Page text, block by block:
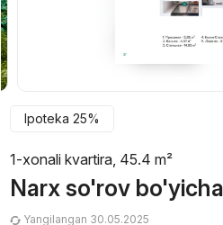
Ipoteka 25%
1-xonali kvartira, 45.4 m²
Narx so'rov bo'yicha
Yangilangan 30.05.2025